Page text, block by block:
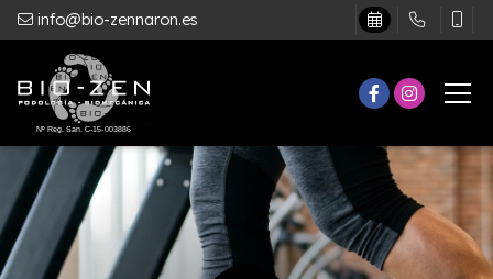
info@bio-zennaron.es